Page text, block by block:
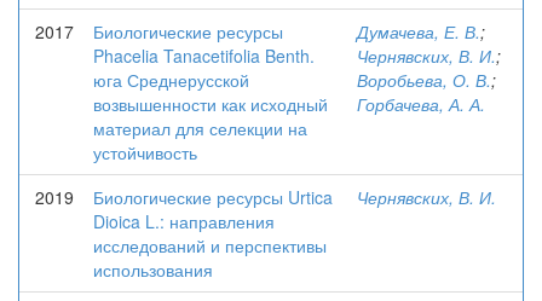
2017
Биологические ресурсы
Phacelia Tanacetifolia Benth.
юга Среднерусской
возвышенности как исходный
материал для селекции на
устойчивость
Думачева, Е. В.;
Чернявских, В. И.;
Воробьева, О. В.;
Горбачева, А. А.
2019
Биологические ресурсы Urtica
Dioica L.: направления
исследований и перспективы
использования
Чернявских, В. И.